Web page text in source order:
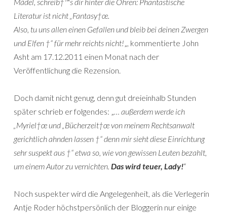
Literatur ist nicht „Fantasy†œ.
Also, tu uns allen einen Gefallen und bleib bei deinen Zwergen
und Elfen †“ für mehr reichts nicht!„, kommentierte John
Asht am 17.12.2011 einen Monat nach der
Veröffentlichung die Rezension.
Doch damit nicht genug, denn gut dreieinhalb Stunden
später schrieb er folgendes: „… außerdem werde ich
„Myriel†œ und „Bücherzeit†œ von meinem Rechtsanwalt
gerichtlich ahnden lassen †“ denn mir sieht diese Einrichtung
sehr suspekt aus †“ etwa so, wie von gewissen Leuten bezahlt,
um einem Autor zu vernichten. Das wird teuer, Lady!“
Noch suspekter wird die Angelegenheit, als die Verlegerin
Antje Roder höchstpersönlich der Bloggerin nur einige